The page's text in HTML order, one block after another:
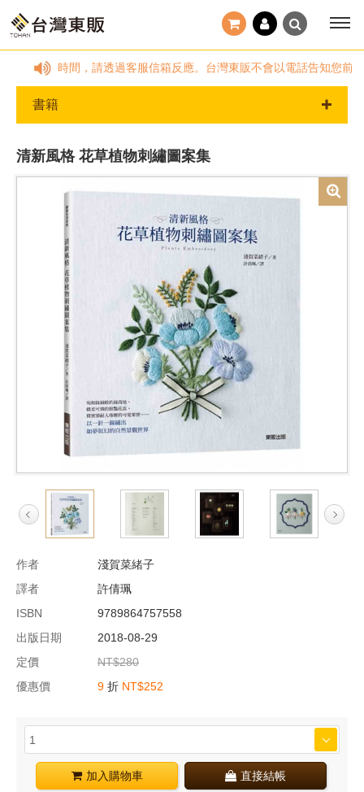
務時間，請透過客服信箱反應。台灣東販不會以電話告知您前往
書籍
清新風格 花草植物刺繡圖案集
作者
淺賀菜緒子
譯者
許倩珮
ISBN
9789864757558
出版日期
2018-08-29
定價
NT$280
優惠價
9 折 NT$252
加入購物車 直接結帳